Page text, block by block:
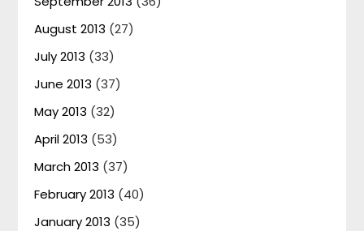
August 2013 (27)
July 2013 (33)
June 2013 (37)
May 2013 (32)
April 2013 (53)
March 2013 (37)
February 2013 (40)
January 2013 (35)